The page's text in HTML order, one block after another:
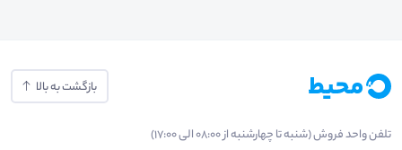
بازگشت به بالا
تلفن واحد فروش (شنبه تا چهارشنبه از 08:00 الی 17:00)